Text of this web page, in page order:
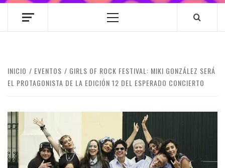
Menú
INICIO EVENTOS
GIRLS OF ROCK FESTIVAL: MIKI GONZÁLEZ SERÁ
EL PROTAGONISTA DE LA EDICIÓN 12 DEL ESPERADO CONCIERTO